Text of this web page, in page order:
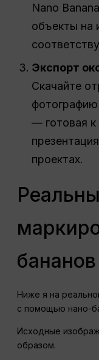
Nano
объекты на
Экспорт
Скачайте
— готовая к
проектах.
Ниже я на
с помощью нано-
Исходные
образом.